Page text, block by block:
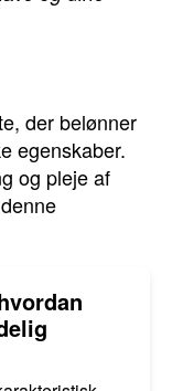
der belønner
egenskaber.
og pleje af